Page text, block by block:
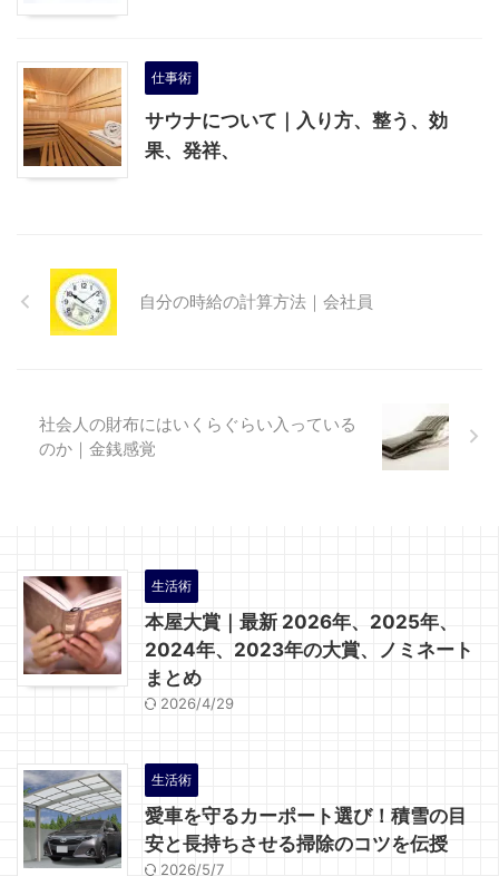
仕事術
サウナについて｜入り方、整う、効
果、発祥、
自分の時給の計算方法｜会社員
社会人の財布にはいくらぐらい入っている
のか｜金銭感覚
生活術
本屋大賞｜最新 2026年、2025年、
2024年、2023年の大賞、ノミネート
まとめ
2026/4/29
生活術
愛車を守るカーポート選び！積雪の目
安と長持ちさせる掃除のコツを伝授
2026/5/7